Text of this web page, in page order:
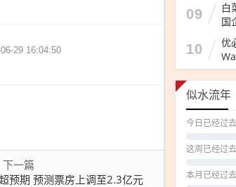
29 16:04:50
下一篇
预期 预测票房上调至2.3亿元
09
白
国
10
优
作
似水流年
今日已经过去
这周已经过去
本月已经过去